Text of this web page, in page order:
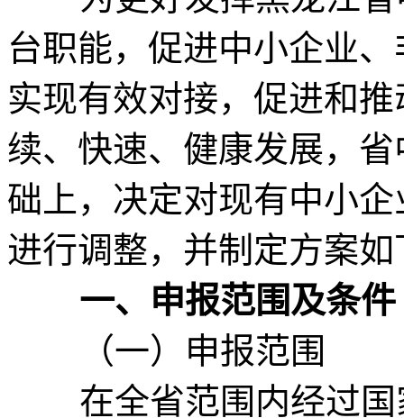
台职能，促进中小企业
实现有效对接，促进和
续、快速、健康发展，
础上，决定对现有中小
进行调整，并制定方案如
一、申报范围及条件
（一）申报范围
在全省范围内经过国